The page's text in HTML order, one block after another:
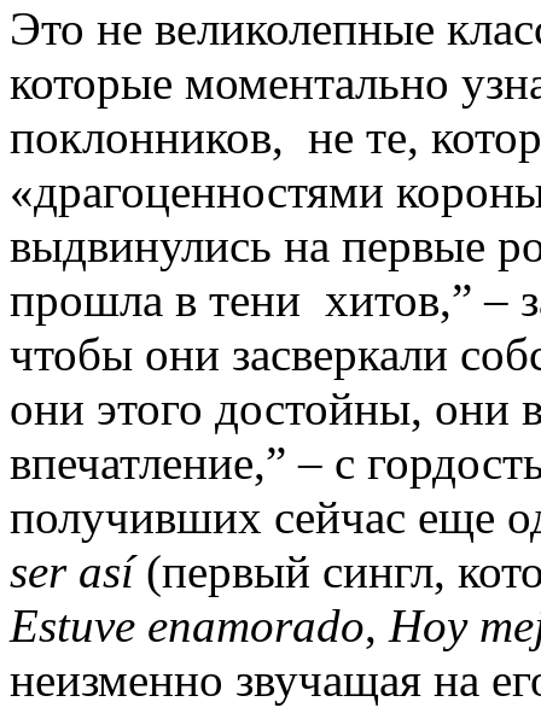
Это не великолепные
которые моментально
поклонников, не те,
«драгоценностями
выдвинулись на первые
прошла в тени хитов,” –
чтобы они засверкали
они этого достойны, они
впечатление,” – с
получивших сейчас еще
ser así(первый сингл,
Estuve enamorado, Hoy
неизменно звучащая на